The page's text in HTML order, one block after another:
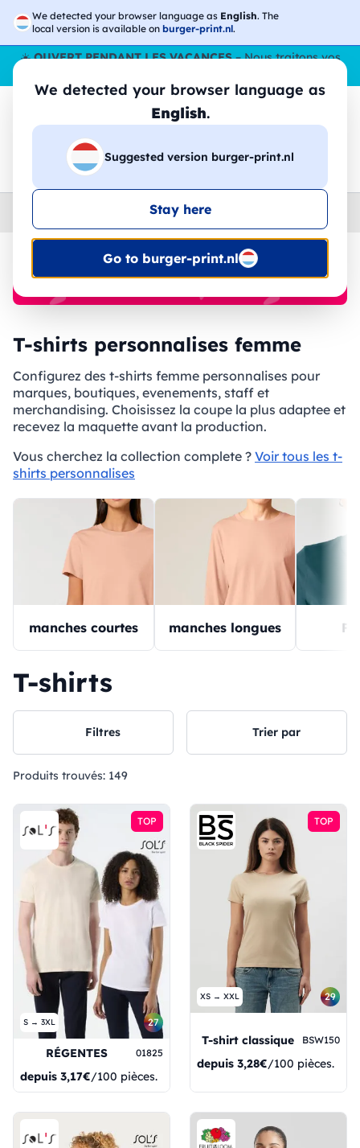
We detected your browser language as English. The
local version is available on burger-print.nl.
We detected your browser language as
English.
Suggested version burger-print.nl
Stay here
Go to burger-print.nl
☀️OUVERT PENDANT LES VACANCES– Nous traitons vos
🔎 Recherchez parmi les produits
femme
🔥 Impression DTF à -30 %
T-shirts personnalises femme
Configurez des t-shirts femme personnalises pour
marques, boutiques, evenements, staff et
merchandising. Choisissez la coupe la plus adaptee et
recevez la maquette avant la production.
Vous cherchez la collection complete ? Voir tous les t-
shirts personnalises
manches courtes manches longues
T-shirts
Filtres Trier par
Produits trouvés: 149
TOP
S → 3XL 27
RÉGENTES 01825
depuis 3,17€/100 pièces.
TOP
XS → XXL 29
T-shirt classique BSW150
depuis 3,28€/100 pièces.